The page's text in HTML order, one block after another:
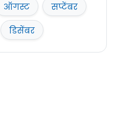
ऑगस्ट
सप्टेंबर
डिसेंबर